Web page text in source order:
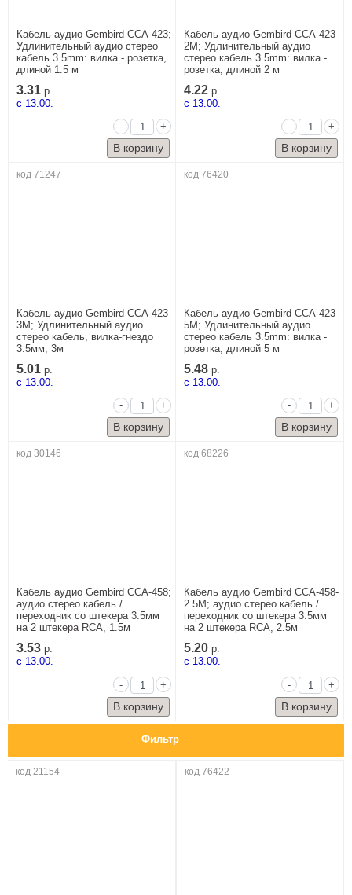
Кабель аудио Gembird CCA-423;
Удлинительный аудио стерео
кабель 3.5mm: вилка - розетка,
длиной 1.5 м
3.31 р.
c 13.00.
-
+
Кабель аудио Gembird CCA-423-
2M; Удлинительный аудио
стерео кабель 3.5mm: вилка -
розетка, длиной 2 м
4.22 р.
c 13.00.
-
+
код 71247
Кабель аудио Gembird CCA-423-
3M; Удлинительный аудио
стерео кабель, вилка-гнездо
3.5мм, 3м
5.01 р.
c 13.00.
-
+
код 76420
Кабель аудио Gembird CCA-423-
5M; Удлинительный аудио
стерео кабель 3.5mm: вилка -
розетка, длиной 5 м
5.48 р.
c 13.00.
-
+
код 30146
Кабель аудио Gembird CCA-458;
аудио стерео кабель /
переходник со штекера 3.5мм
на 2 штекера RCA, 1.5м
3.53 р.
c 13.00.
-
+
код 68226
Кабель аудио Gembird CCA-458-
2.5M; аудио стерео кабель /
переходник со штекера 3.5мм
на 2 штекера RCA, 2.5м
5.20 р.
c 13.00.
-
+
Фильтр
код 21154 код 76422